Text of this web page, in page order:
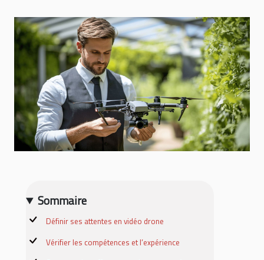
Sommaire
Définir ses attentes en vidéo drone
Vérifier les compétences et l’expérience